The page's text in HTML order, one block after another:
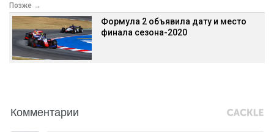
Позже →
Формула 2 объявила дату и место
финала сезона-2020
Комментарии